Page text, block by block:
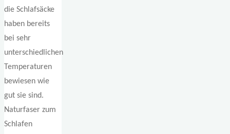
die Schlafsäcke
haben bereits
bei sehr
unterschiedlichen
Temperaturen
bewiesen wie
gut sie sind.
Naturfaser zum
Schlafen